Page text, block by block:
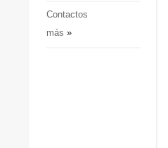
Contactos
más »